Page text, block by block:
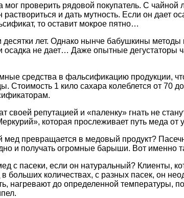
проверить рядовой покупатель. С чайной
и дать мутность. Если он дает
то оставит мокрое пятно…
лет. Однако нынче бабушкины
и осадка не дает… Даже опытные
средства в фальсификацию продукции,
Стоимость 1 кило сахара колеблется от
своей репутацией и «паленку» гнать не
которая прослеживает путь меда от
мед превращается в медовый продукт?
и получать огромные барыши. Вот именно
с пасеки, если он натуральный? Клиенты,
больших количествах, с разных пасек, он
нагревают до определенной температуры,